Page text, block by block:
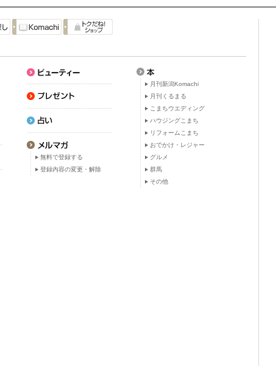
無料で登録する
登録内容の変更・解除
月刊新潟Komachi
月刊くるまる
こまちウエディング
ハウジングこまち
リフォームこまち
おでかけ・レジャー
グルメ
群馬
その他